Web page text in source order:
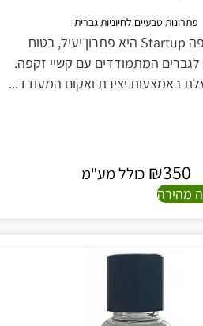
לחיוניות גברית
משאבת הזקפה Startup היא פתרון יעיל, בטוח
עם קשיי זקפה.
יצירת ואקום המעודד...
כולל מע"מ